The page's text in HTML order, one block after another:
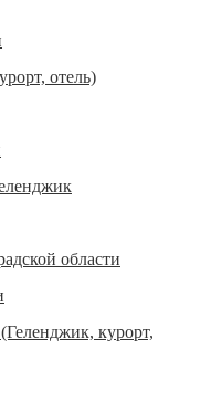
отель)
области
курорт,